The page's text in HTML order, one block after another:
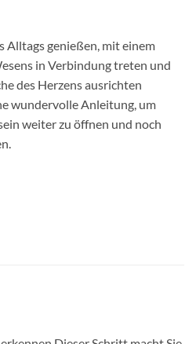
Alltags genießen, mit einem
in Verbindung treten und
des Herzens ausrichten
wundervolle Anleitung, um
weiter zu öffnen und noch